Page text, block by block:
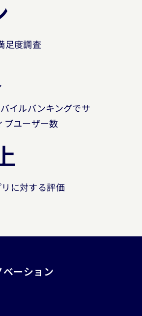
足度調査
イルバンキングでサ
ブユーザー数
に対する評価
ベーション